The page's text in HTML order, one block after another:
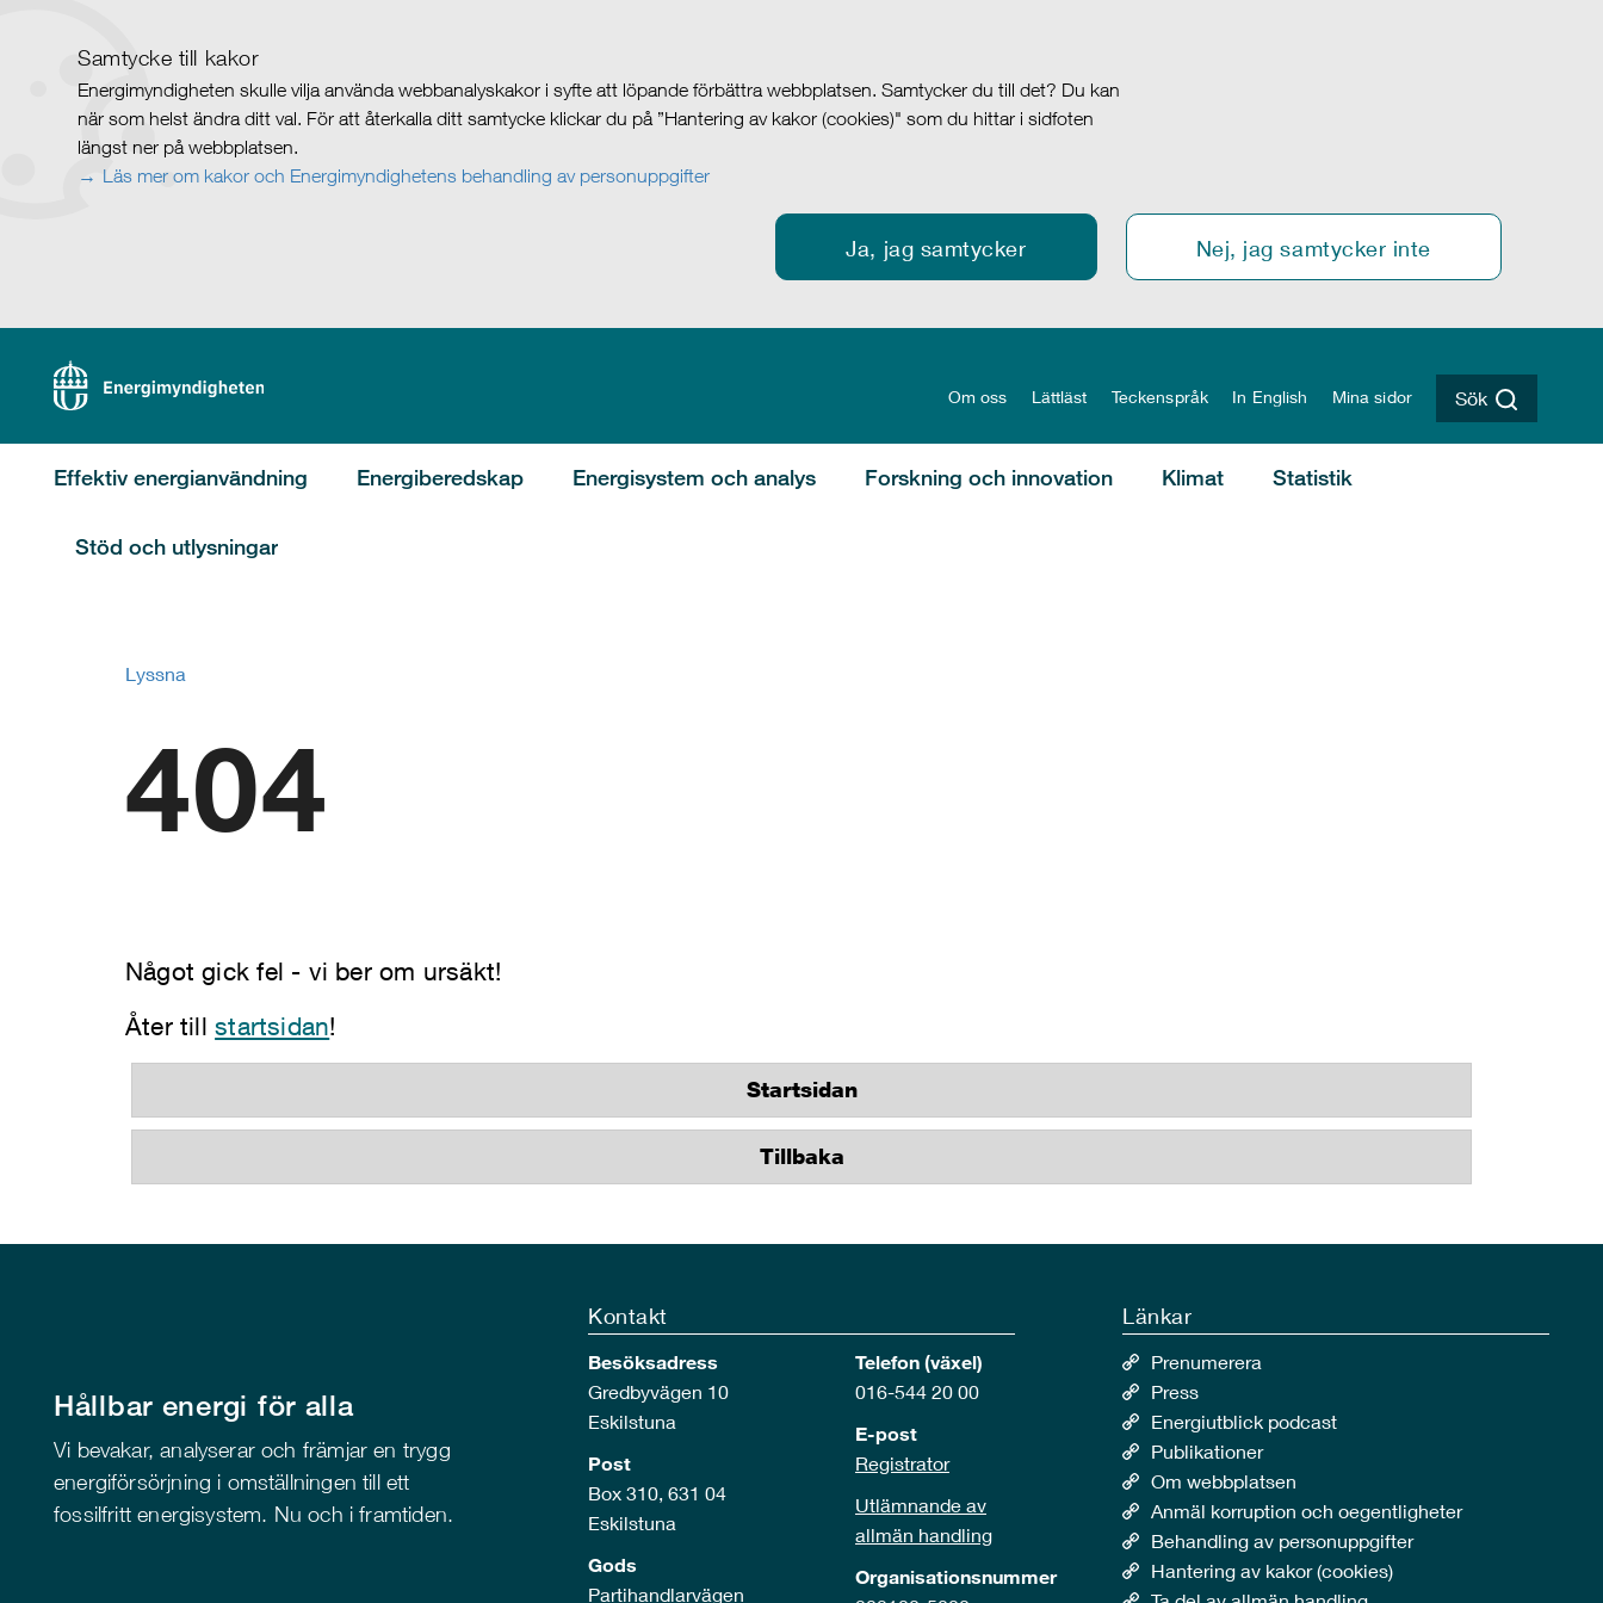
Samtycke till kakor
Energimyndigheten skulle vilja använda webbanalyskakor i syfte att löpande förbättra webbplatsen. Samtycker du till det? Du kan
när som helst ändra ditt val. För att återkalla ditt samtycke klickar du på ”Hantering av kakor (cookies)" som du hittar i sidfoten
längst ner på webbplatsen.
Läs mer om kakor och Energimyndighetens behandling av personuppgifter
Ja, jag samtycker Nej, jag samtycker inte
Om oss Lättläst Teckenspråk In English Mina sidor Sök
Effektiv energianvändning Energiberedskap Energisystem och analys Forskning och innovation Klimat Statistik
Stöd och utlysningar
Lyssna
404
Något gick fel - vi ber om ursäkt!
Åter tillstartsidan!
Startsidan
Tillbaka
Hållbar energi för alla
Vi bevakar, analyserar och främjar en trygg
energiförsörjning i omställningen till ett
fossilfritt energisystem. Nu och i framtiden.
Kontakt
Besöksadress
Gredbyvägen 10
Eskilstuna
Post
Box 310, 631 04
Eskilstuna
Gods
Partihandlarvägen
Telefon (växel)
016-544 20 00
E-post
Registrator
Utlämnande av
allmän handling
Organisationsnummer
Länkar
Prenumerera
Press
Energiutblick podcast
Publikationer
Om webbplatsen
Anmäl korruption och oegentligheter
Behandling av personuppgifter
Hantering av kakor (cookies)